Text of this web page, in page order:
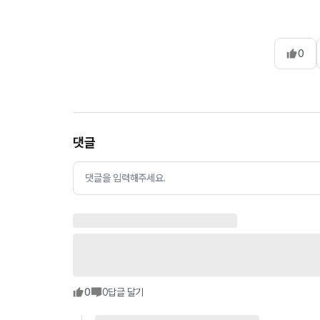
0
댓글
댓글을 입력해주세요.
0 0답글 달기